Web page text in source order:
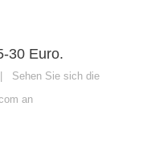
30 Euro.
Sehen Sie sich die
an